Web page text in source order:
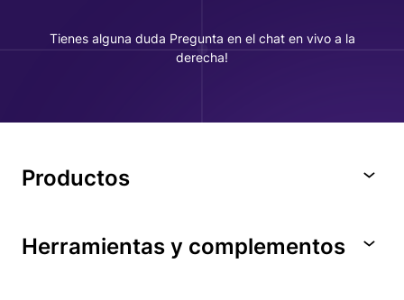
Tienes alguna duda Pregunta en el chat en vivo a la
derecha!
Productos
Herramientas y complementos